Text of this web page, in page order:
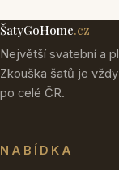
ŠatyGoHome.cz
Největší svatební a
Zkouška šatů je
po celé ČR.
NABÍDKA